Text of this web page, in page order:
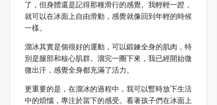
了，但身體還是記得那種滑行的感覺。我輕輕一蹬，
就可以在冰面上自由滑動，感覺就像回到年輕的時候
一樣。
溜冰其實是個很好的運動，可以鍛鍊全身的肌肉，特
別是腿部和核心肌群。溜完一圈下來，我已經開始微
微出汗，感覺全身都充滿了活力。
更重要的是，在溜冰的過程中，我可以暫時放下生活
中的煩惱，專注於當下的感受。看著孩子們在冰面上